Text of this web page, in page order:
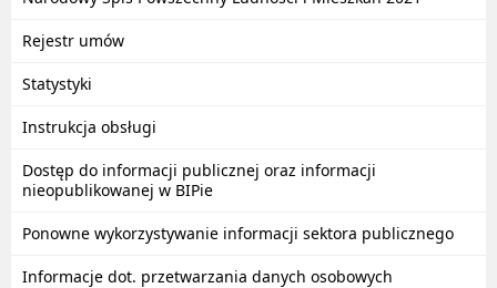
Rejestr umów
Statystyki
Instrukcja obsługi
Dostęp do informacji publicznej oraz informacji
nieopublikowanej w BIPie
Ponowne wykorzystywanie informacji sektora publicznego
Informacje dot. przetwarzania danych osobowych